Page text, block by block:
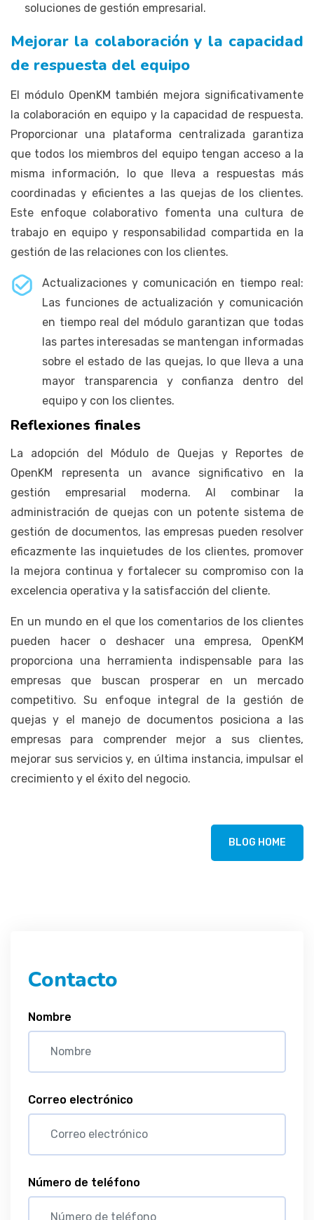
soluciones de gestión empresarial.
Mejorar la colaboración y la capacidad
de respuesta del equipo
El módulo OpenKM también mejora significativamente
la colaboración en equipo y la capacidad de respuesta.
Proporcionar una plataforma centralizada garantiza
que todos los miembros del equipo tengan acceso a la
misma información, lo que lleva a respuestas más
coordinadas y eficientes a las quejas de los clientes.
Este enfoque colaborativo fomenta una cultura de
trabajo en equipo y responsabilidad compartida en la
gestión de las relaciones con los clientes.
Actualizaciones y comunicación en tiempo real:
Las funciones de actualización y comunicación
en tiempo real del módulo garantizan que todas
las partes interesadas se mantengan informadas
sobre el estado de las quejas, lo que lleva a una
mayor transparencia y confianza dentro del
equipo y con los clientes.
Reflexiones finales
La adopción del Módulo de Quejas y Reportes de
OpenKM representa un avance significativo en la
gestión empresarial moderna. Al combinar la
administración de quejas con un potente sistema de
gestión de documentos, las empresas pueden resolver
eficazmente las inquietudes de los clientes, promover
la mejora continua y fortalecer su compromiso con la
excelencia operativa y la satisfacción del cliente.
En un mundo en el que los comentarios de los clientes
pueden hacer o deshacer una empresa, OpenKM
proporciona una herramienta indispensable para las
empresas que buscan prosperar en un mercado
competitivo. Su enfoque integral de la gestión de
quejas y el manejo de documentos posiciona a las
empresas para comprender mejor a sus clientes,
mejorar sus servicios y, en última instancia, impulsar el
crecimiento y el éxito del negocio.
BLOG HOME
Contacto
Nombre
Correo electrónico
Número de teléfono